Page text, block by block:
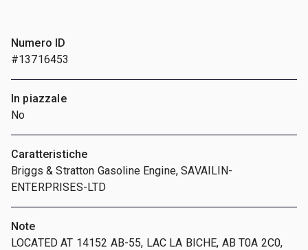
Numero ID
#13716453
In piazzale
No
Caratteristiche
Briggs & Stratton Gasoline Engine, SAVAILIN-
ENTERPRISES-LTD
Note
LOCATED AT 14152 AB-55, LAC LA BICHE, AB T0A 2C0,